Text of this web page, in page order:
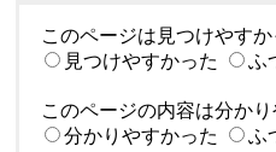
このページは見つけやすか
見つけやすかった
ふ
このページの内容は分か
分かりやすかった
ふ